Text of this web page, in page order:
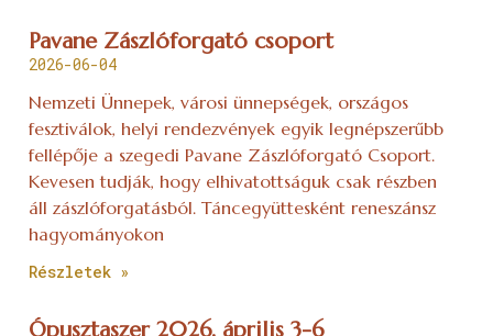
Pavane Zászlóforgató csoport
2026-06-04
Nemzeti Ünnepek, városi ünnepségek, országos
fesztiválok, helyi rendezvények egyik legnépszerűbb
fellépője a szegedi Pavane Zászlóforgató Csoport.
Kevesen tudják, hogy elhivatottságuk csak részben
áll zászlóforgatásból. Táncegyüttesként reneszánsz
hagyományokon
Részletek »
Ópusztaszer 2026. április 3-6